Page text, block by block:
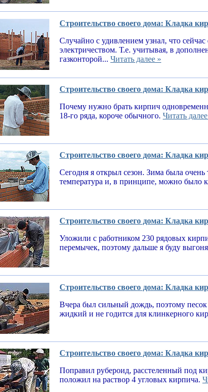
Строительство своего дома: Кладка
Случайно с удивлением узнал, что
электричеством. Т.е. учитывая, в
газконторой... Читать далее »
Строительство своего дома: Кладка
Почему нужно брать кирпич
18-го ряда, короче обычного. Читать
Строительство своего дома: Кладка
Сегодня я открыл сезон. Зима была
температура и, в принципе, можно было
Строительство своего дома: Кладка
Уложили с работником 230 рядовых
перемычек, поэтому дальше я буду
Строительство своего дома: Кладка
Вчера был сильный дождь, поэтому песок
жидкий и не годится для клинкерного
Строительство своего дома: Кладка
Поправил рубероид, расстеленный под
положил на раствор 4 угловых кирпича.